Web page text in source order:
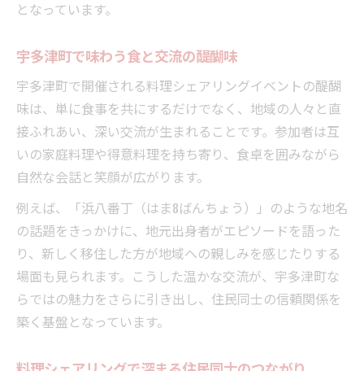
となっています。
宇多津町で味わう食と交流の醍醐味
宇多津町で開催される料理シェアリングイベントの醍醐
味は、単に食事を共にするだけでなく、地域の人々と直
接ふれあい、深い交流が生まれることです。参加者は互
いの家庭料理や得意料理を持ち寄り、食卓を囲みながら
自然な会話と笑顔が広がります。
例えば、「浜八番丁（はま8ばんちょう）」のような地名
の話題をきっかけに、地元出身者がエピソードを語った
り、新しく移住した方が地域への親しみを感じたりする
場面も見られます。こうした温かな交流が、宇多津町な
らではの魅力をさらに引き出し、住民同士の信頼関係を
築く基盤となっています。